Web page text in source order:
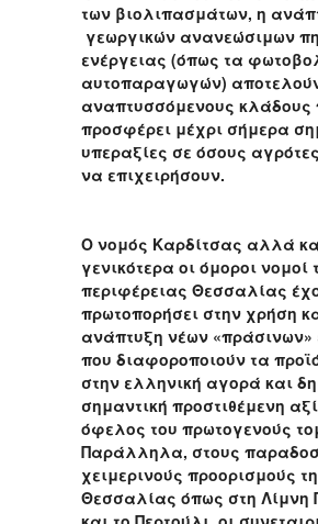
των βιολιπασμάτων, η
γεωργικών ανανεώσιμων
ενέργειας (όπως τα
αυτοπαραγωγών)
αναπτυσσόμενους κλάδους
προσφέρει μέχρι σήμερα
υπεραξίες σε όσους
να επιχειρήσουν.
Ο νομός Καρδίτσας αλλά
γενικότερα οι όμοροι νομοί
περιφέρειας Θεσσαλίας
πρωτοπορήσει στην χρήση
ανάπτυξη νέων
που διαφοροποιούν τα
στην ελληνική αγορά και
σημαντική προστιθέμενη
όφελος του πρωτογενούς
Παράλληλα, στους
χειμερινούς προορισμούς
Θεσσαλίας όπως στη Λίμνη